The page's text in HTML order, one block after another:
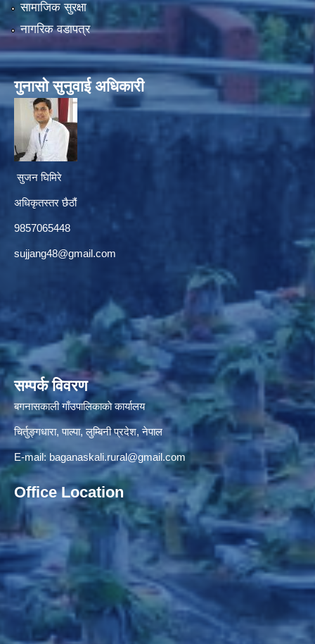
सामाजिक सुरक्षा
नागरिक वडापत्र
गुनासाे सुनुवाई अधिकारी
सुजन घिमिरे
अधिकृतस्तर छैठौं‌
9857065448
sujjang48@gmail.com
सम्पर्क विवरण
बगनासकाली गाँउपालिकाकाे कार्यालय
चिर्तुङ्गधारा, पाल्पा, लुम्बिनी प्रदेश, नेपाल
E-mail: baganaskali.rural@gmail.com
Office Location